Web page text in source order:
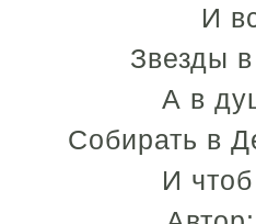
И
Звезды
А в
Собирать в
И